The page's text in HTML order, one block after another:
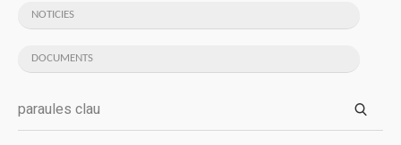
NOTICIES
DOCUMENTS